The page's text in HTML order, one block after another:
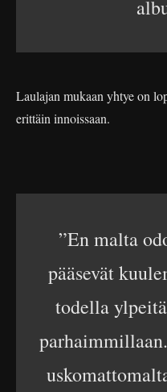
Laulajan mukaan yhtye on
erittäin innoissaan.
”En malta
pääsevät
todella